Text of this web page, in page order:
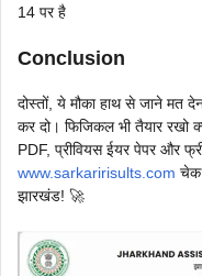
14 पर है
Conclusion
दोस्तों, ये मौका हाथ से जाने मत
कर दो। फिजिकल भी तैयार रखो
PDF, प्रीवियस ईयर पेपर और
www.sarkaririsults.com चेक
झारखंड! 🚀